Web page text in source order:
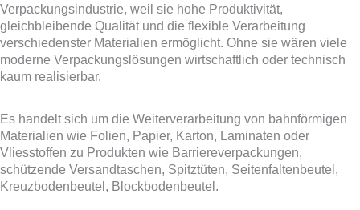
Verpackungsindustrie, weil sie hohe Produktivität,
gleichbleibende Qualität und die flexible Verarbeitung
verschiedenster Materialien ermöglicht. Ohne sie wären viele
moderne Verpackungslösungen wirtschaftlich oder technisch
kaum realisierbar.
Es handelt sich um die Weiterverarbeitung von bahnförmigen
Materialien wie Folien, Papier, Karton, Laminaten oder
Vliesstoffen zu Produkten wie Barriereverpackungen,
schützende Versandtaschen, Spitztüten, Seitenfaltenbeutel,
Kreuzbodenbeutel, Blockbodenbeutel.